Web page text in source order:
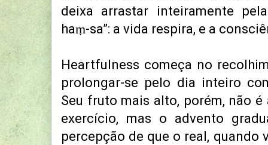
deixa arrastar inteiramente
haṃ-sa”: a vida respira, e a
Heartfulness começa no
prolongar-se pelo dia inteiro
Seu fruto mais alto, porém, não
exercício, mas o advento
percepção de que o real,